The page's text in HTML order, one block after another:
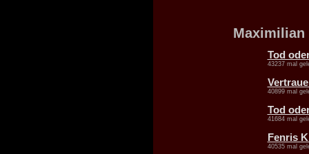
Maximilian
Tod
43237 mal
40899 mal
Tod
41684 mal
Fenris
40535 mal